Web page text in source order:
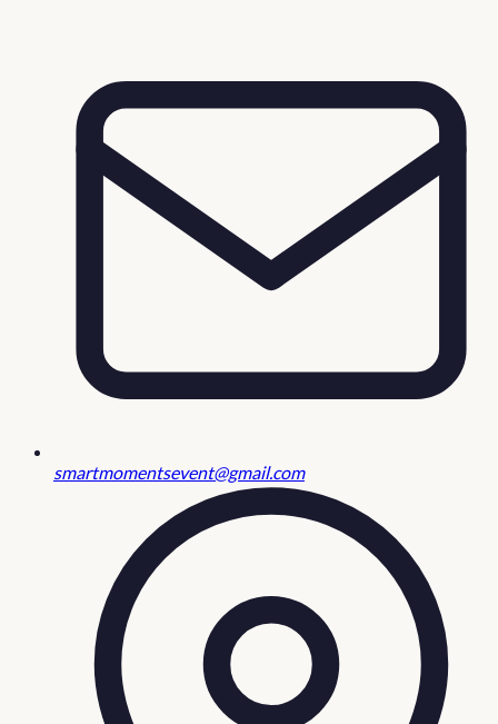
smartmomentsevent@gmail.com